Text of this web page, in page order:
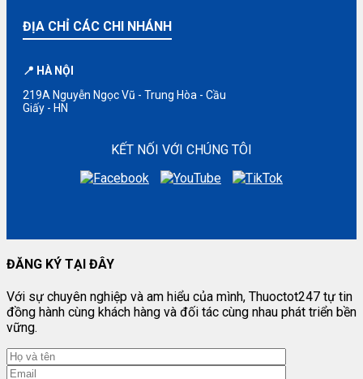
ĐỊA CHỈ CÁC CHI NHÁNH
📍 HÀ NỘI
219A Nguyễn Ngọc Vũ - Trung Hòa - Cầu
Giấy - HN
KẾT NỐI VỚI CHÚNG TÔI
ĐĂNG KÝ TẠI ĐÂY
Với sự chuyên nghiệp và am hiểu của mình, Thuoctot247 tự tin
đồng hành cùng khách hàng và đối tác cùng nhau phát triển bền
vững.